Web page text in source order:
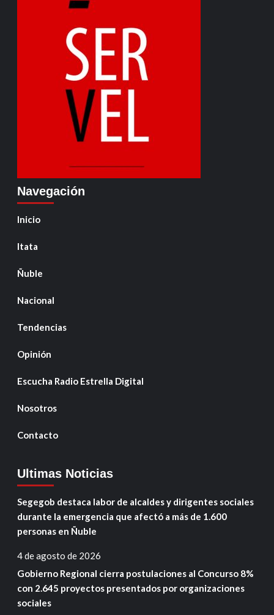
Navegación
Inicio
Itata
Ñuble
Nacional
Tendencias
Opinión
Escucha Radio Estrella Digital
Nosotros
Contacto
Ultimas Noticias
Segegob destaca labor de alcaldes y dirigentes sociales
durante la emergencia que afectó a más de 1.600
personas en Ñuble
4 de agosto de 2026
Gobierno Regional cierra postulaciones al Concurso 8%
con 2.645 proyectos presentados por organizaciones
sociales